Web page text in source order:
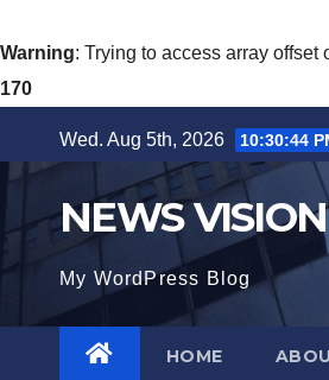
Warning: Trying to access array offset
170
to
Wed. Aug 5th, 2026 10:30:46
NEWS VISION
My WordPress Blog
HOME